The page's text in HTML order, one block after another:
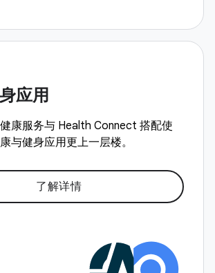
应用
康服务与 Health Connect 搭配使
与健身应用更上一层楼。
了解详情